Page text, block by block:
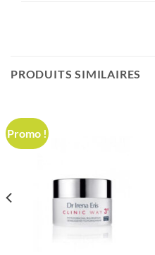
PRODUITS SIMILAIRES
Promo !